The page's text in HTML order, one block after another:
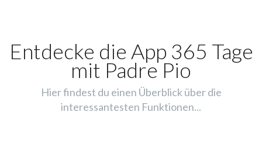
Entdecke die App 365 Tage
mit Padre Pio
Hier findest du einen Überblick über die
interessantesten Funktionen...